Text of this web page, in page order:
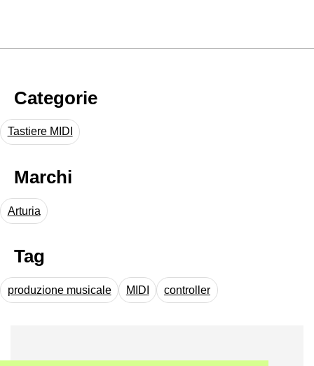
Categorie
Tastiere MIDI
Marchi
Arturia
Tag
produzione musicale MIDI controller